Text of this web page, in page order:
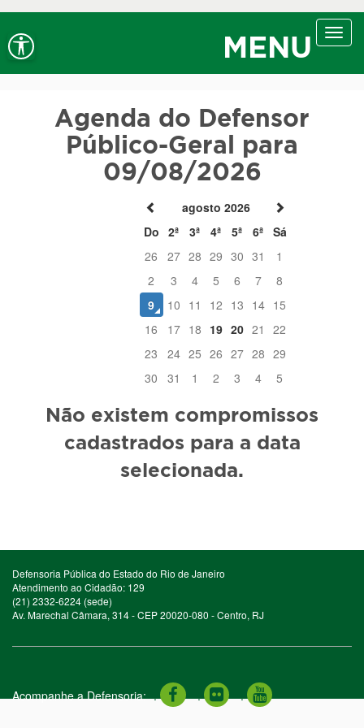
Ir ao conteúdo Alt+1 Ir ao menu Alt+2 Ir à busca Alt+3
A-Diminuir fonte MENU
Agenda do Defensor
Público-Geral para
09/08/2026
agosto 2026
Do
2ª 3ª 4ª 5ª 6ª Sá
26
27 28 29 30 31
1
2
3 4 5 6 7
8
9
10 11 12 13 14 15
16
17 18 19 20 21
22
23
24 25 26 27 28 29
30
31 1 2 3 4 5
Não existem compromissos
cadastrados para a data
selecionada.
Defensoria Pública do Estado do Rio de Janeiro
Atendimento ao Cidadão: 129
(21) 2332-6224 (sede)
Av. Marechal Câmara, 314 - CEP 20020-080 - Centro, RJ
Acompanhe a Defensoria: . . .